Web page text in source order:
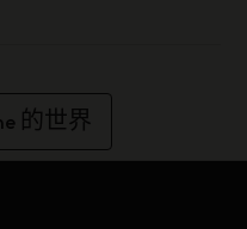
的世界